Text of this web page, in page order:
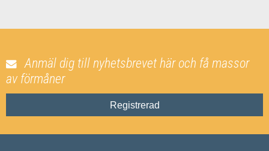
Anmäl dig till nyhetsbrevet här och få massor
av förmåner
Registrerad